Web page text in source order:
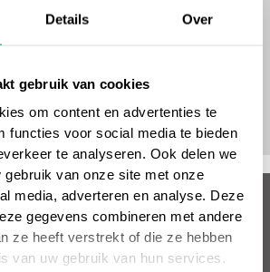
Details Over
gebruik van cookies
om content en advertenties te
functies voor social media te bieden
te analyseren. Ook delen we
gebruik van onze site met onze
media, adverteren en analyse. Deze
gegevens combineren met andere
ze heeft verstrekt of die ze hebben
van uw gebruik van hun services.
website die omzet oplevert?